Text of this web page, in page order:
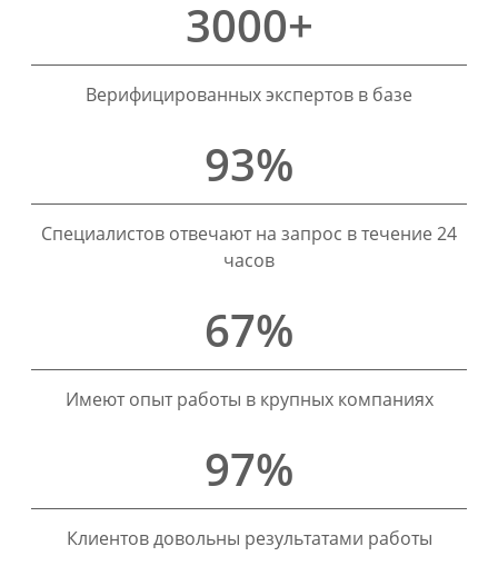
3000+
Верифицированных экспертов в базе
93%
Специалистов отвечают на запрос в течение 24
часов
67%
Имеют опыт работы в крупных компаниях
97%
Клиентов довольны результатами работы